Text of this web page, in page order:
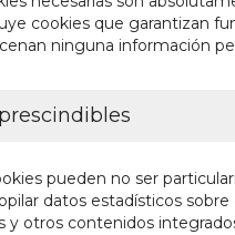
cookies que garantizan
ninguna información
pueden no ser
datos estadísticos
y otros contenidos